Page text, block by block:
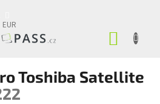
EUR
Toshiba Satellite